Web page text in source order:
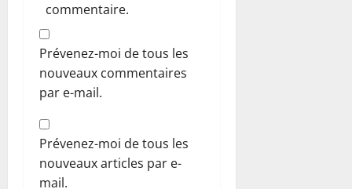
commentaire.
Prévenez-moi de tous les
nouveaux commentaires
par e-mail.
Prévenez-moi de tous les
nouveaux articles par e-
mail.